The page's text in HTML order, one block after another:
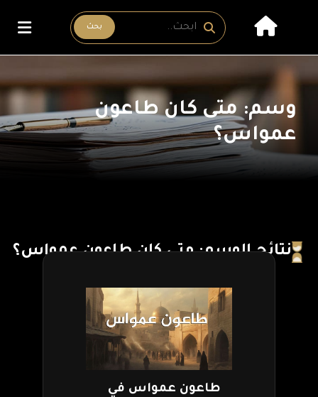
بحث
وسم: متى كان طاعون
عمواس؟
نتائج الوسم: متى كان طاعون عمواس؟
طاعون عمواس في